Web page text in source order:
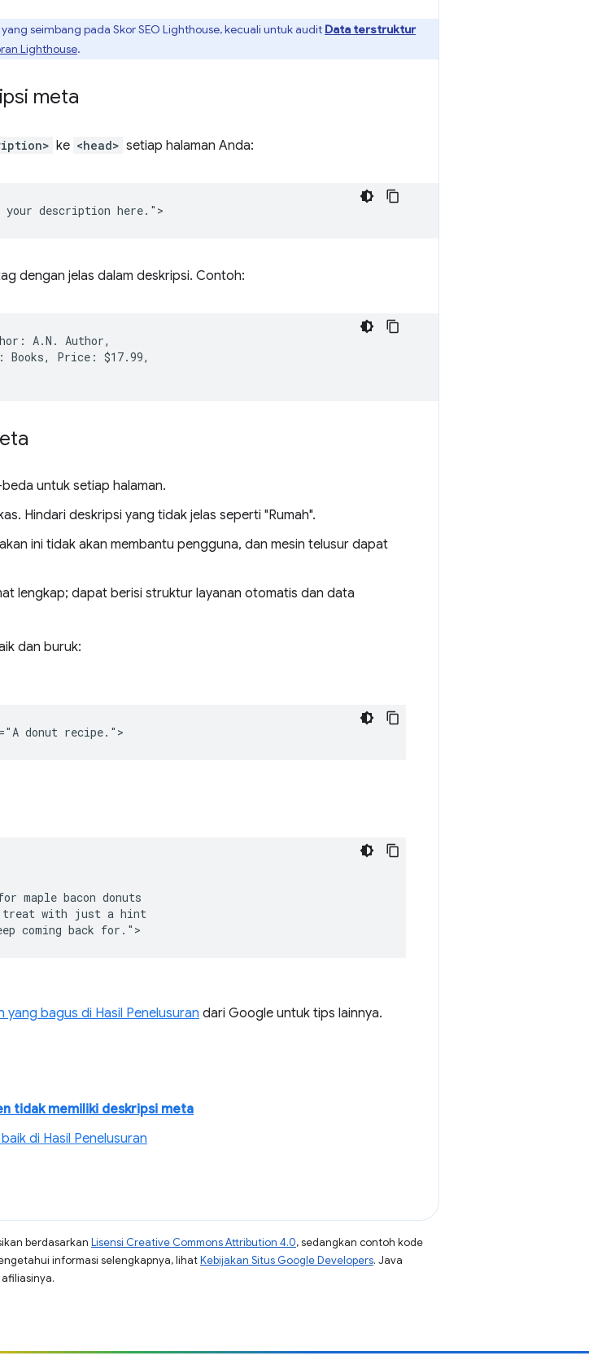
seimbang pada Skor SEO Lighthouse, kecuali untuk audit Data terstruktur
Lighthouse.
meta
ke <head> setiap halaman Anda:
dengan jelas dalam deskripsi. Contoh:
A.N. Author,
Books, Price: $17.99,
untuk setiap halaman.
Hindari deskripsi yang tidak jelas seperti "Rumah".
ini tidak akan membantu pengguna, dan mesin telusur dapat
lengkap; dapat berisi struktur layanan otomatis dan data
dan buruk:
donut recipe.">
maple bacon donuts
with just a hint
coming back for.">
yang bagus di Hasil Penelusuran dari Google untuk tips lainnya.
tidak memiliki deskripsi meta
di Hasil Penelusuran
berdasarkan Lisensi Creative Commons Attribution 4.0, sedangkan contoh kode
informasi selengkapnya, lihatKebijakan Situs Google Developers. Java